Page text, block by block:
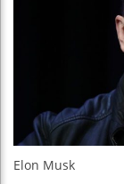
Elon Musk